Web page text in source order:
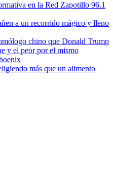
en la Red Zapotillo 96.1
a un recorrido mágico y lleno
chino que Donald Trump
y el peor por el mismo
más que un alimento